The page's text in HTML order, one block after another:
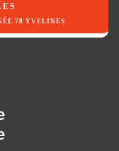
78 YVELINES